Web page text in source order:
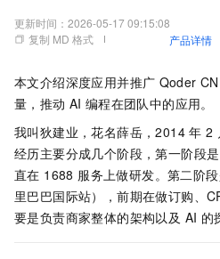
更新时间： 2026-05-17 09:15:08
复制 MD 格式
产品详情
本文介绍深度应用并推广 Qoder CN
量，推动 AI 编程在团队中的应用。
我叫狄建业，花名薛岳，2014 年 2
经历主要分成几个阶段，第一阶段
直在 1688 服务上做研发。第二阶
里巴巴国际站），前期在做订购、
要是负责商家整体的架构以及 AI 的